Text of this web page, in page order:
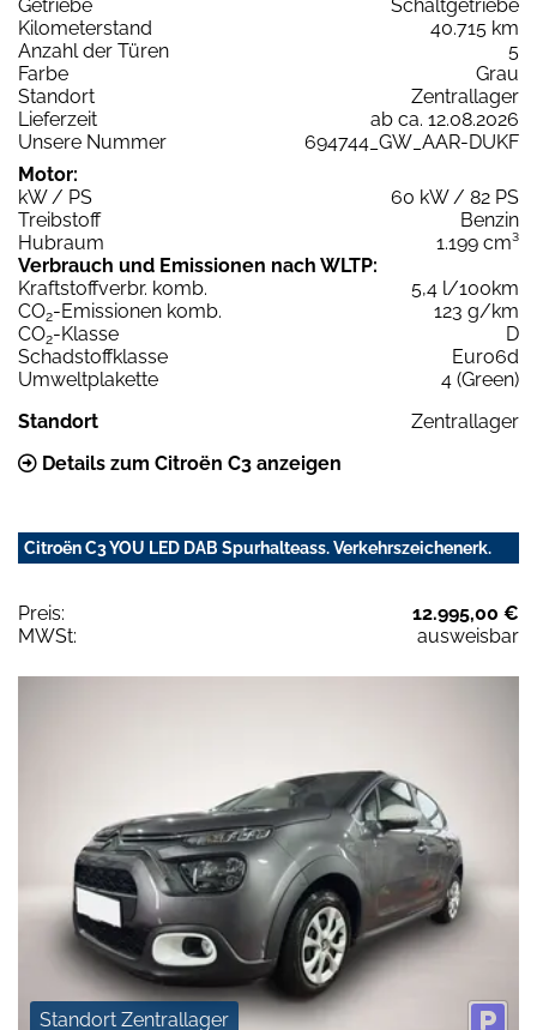
Getriebe
Schaltgetriebe
Kilometerstand
40.715 km
Anzahl der Türen
5
Farbe
Grau
Standort
Zentrallager
Lieferzeit
ab ca. 12.08.2026
Unsere Nummer
694744_GW_AAR-DUKF
Motor:
kW / PS
60 kW / 82 PS
Treibstoff
Benzin
Hubraum
1.199 cm³
Verbrauch und Emissionen nach WLTP:
Kraftstoffverbr. komb.
5,4 l/100km
CO2-Emissionen komb.
123 g/km
CO2-Klasse
D
Schadstoffklasse
Euro6d
Umweltplakette
4 (Green)
Standort
Zentrallager
Details zum Citroën C3 anzeigen
Citroën C3 YOU LED DAB Spurhalteass. Verkehrszeichenerk.
Preis:
12.995,00 €
MWSt:
ausweisbar
Standort Zentrallager